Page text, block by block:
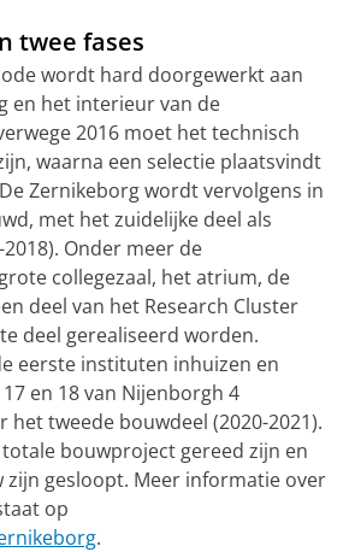
twee fases
wordt hard doorgewerkt aan
en het interieur van de
2016 moet het technisch
waarna een selectie plaatsvindt
Zernikeborg wordt vervolgens in
met het zuidelijke deel als
Onder meer de
collegezaal, het atrium, de
deel van het Research Cluster
deel gerealiseerd worden.
eerste instituten inhuizen en
en 18 van Nijenborgh 4
het tweede bouwdeel (2020-2021).
bouwproject gereed zijn en
zijn gesloopt. Meer informatie over
op
.